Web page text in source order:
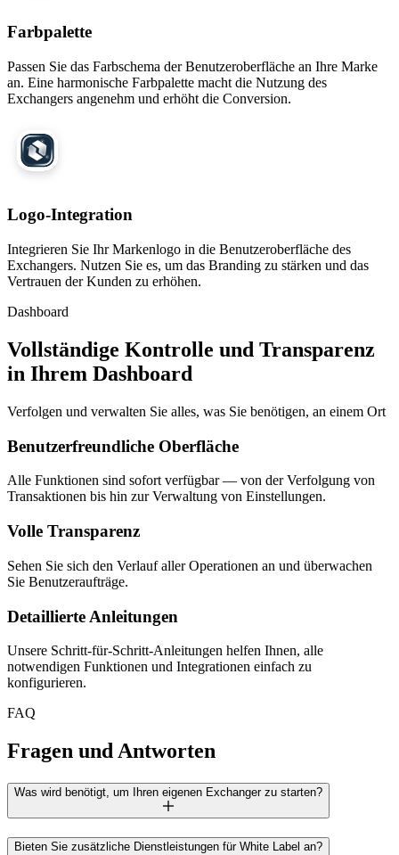
Farbpalette
Passen Sie das Farbschema der Benutzeroberfläche an Ihre Marke
an. Eine harmonische Farbpalette macht die Nutzung des
Exchangers angenehm und erhöht die Conversion.
Logo-Integration
Integrieren Sie Ihr Markenlogo in die Benutzeroberfläche des
Exchangers. Nutzen Sie es, um das Branding zu stärken und das
Vertrauen der Kunden zu erhöhen.
Dashboard
Vollständige Kontrolle und Transparenz
in Ihrem Dashboard
Verfolgen und verwalten Sie alles, was Sie benötigen, an einem Ort
Benutzerfreundliche Oberfläche
Alle Funktionen sind sofort verfügbar — von der Verfolgung von
Transaktionen bis hin zur Verwaltung von Einstellungen.
Volle Transparenz
Sehen Sie sich den Verlauf aller Operationen an und überwachen
Sie Benutzeraufträge.
Detaillierte Anleitungen
Unsere Schritt-für-Schritt-Anleitungen helfen Ihnen, alle
notwendigen Funktionen und Integrationen einfach zu
konfigurieren.
FAQ
Fragen und Antworten
Was wird benötigt, um Ihren eigenen Exchanger zu starten?
Bieten Sie zusätzliche Dienstleistungen für White Label an?